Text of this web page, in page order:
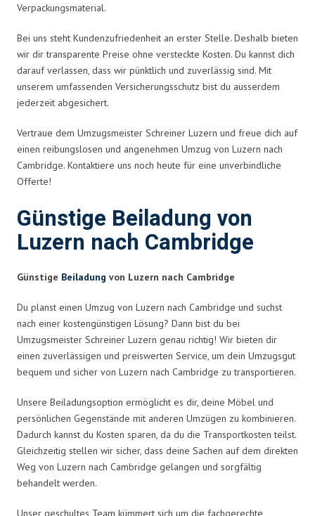
Verpackungsmaterial.
Bei uns steht Kundenzufriedenheit an erster Stelle. Deshalb bieten
wir dir transparente Preise ohne versteckte Kosten. Du kannst dich
darauf verlassen, dass wir pünktlich und zuverlässig sind. Mit
unserem umfassenden Versicherungsschutz bist du ausserdem
jederzeit abgesichert.
Vertraue dem Umzugsmeister Schreiner Luzern und freue dich auf
einen reibungslosen und angenehmen Umzug von Luzern nach
Cambridge. Kontaktiere uns noch heute für eine unverbindliche
Offerte!
Günstige Beiladung von
Luzern nach Cambridge
Günstige Beiladung von Luzern nach Cambridge
Du planst einen Umzug von Luzern nach Cambridge und suchst
nach einer kostengünstigen Lösung? Dann bist du bei
Umzugsmeister Schreiner Luzern genau richtig! Wir bieten dir
einen zuverlässigen und preiswerten Service, um dein Umzugsgut
bequem und sicher von Luzern nach Cambridge zu transportieren.
Unsere Beiladungsoption ermöglicht es dir, deine Möbel und
persönlichen Gegenstände mit anderen Umzügen zu kombinieren.
Dadurch kannst du Kosten sparen, da du die Transportkosten teilst.
Gleichzeitig stellen wir sicher, dass deine Sachen auf dem direkten
Weg von Luzern nach Cambridge gelangen und sorgfältig
behandelt werden.
Unser geschultes Team kümmert sich um die fachgerechte